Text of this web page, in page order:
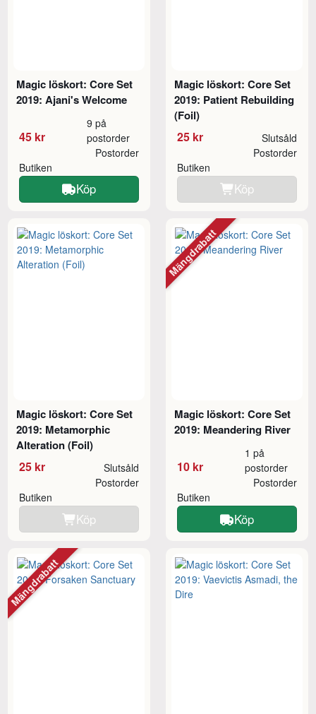
Magic löskort: Core Set
2019: Ajani's Welcome
45 kr
9 på
postorder
Butiken
Postorder
Köp
Magic löskort: Core Set
2019: Patient Rebuilding
(Foil)
25 kr Slutsåld
Butiken
Postorder
Köp
Magic löskort: Core Set
2019: Metamorphic
Alteration (Foil)
25 kr Slutsåld
Butiken
Postorder
Köp
Magic löskort: Core Set
2019: Meandering River
10 kr
1 på
postorder
Butiken
Postorder
Köp
Mängdrabatt
Mängdrabatt